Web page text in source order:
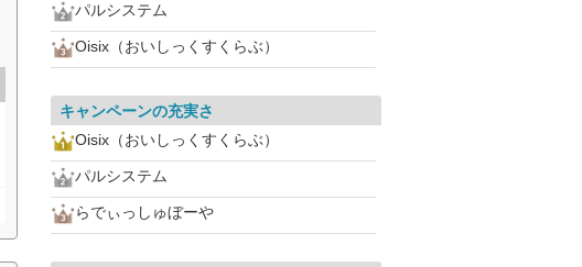
パルシステム
Oisix（おいしっくすくらぶ）
キャンペーンの充実さ
Oisix（おいしっくすくらぶ）
パルシステム
らでぃっしゅぼーや